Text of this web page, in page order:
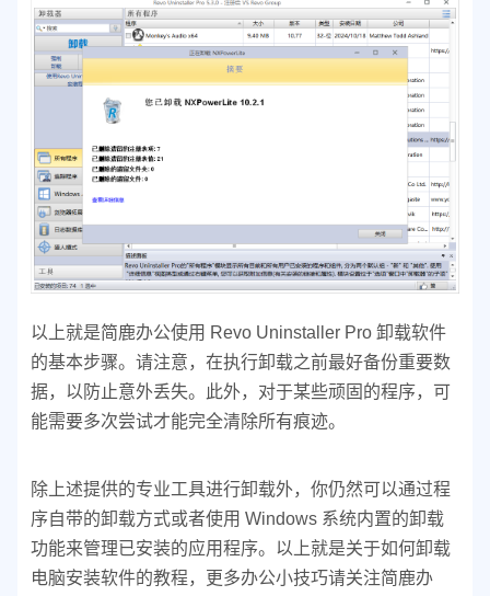
以上就是简鹿办公使用 Revo Uninstaller Pro 卸载软件
的基本步骤。请注意，在执行卸载之前最好备份重要数
据，以防止意外丢失。此外，对于某些顽固的程序，可
能需要多次尝试才能完全清除所有痕迹。
除上述提供的专业工具进行卸载外，你仍然可以通过程
序自带的卸载方式或者使用 Windows 系统内置的卸载
功能来管理已安装的应用程序。以上就是关于如何卸载
电脑安装软件的教程，更多办公小技巧请关注简鹿办